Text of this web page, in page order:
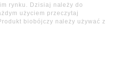
rynku. Dzisiaj należy do
użyciem przeczytaj
biobójczy należy używać z